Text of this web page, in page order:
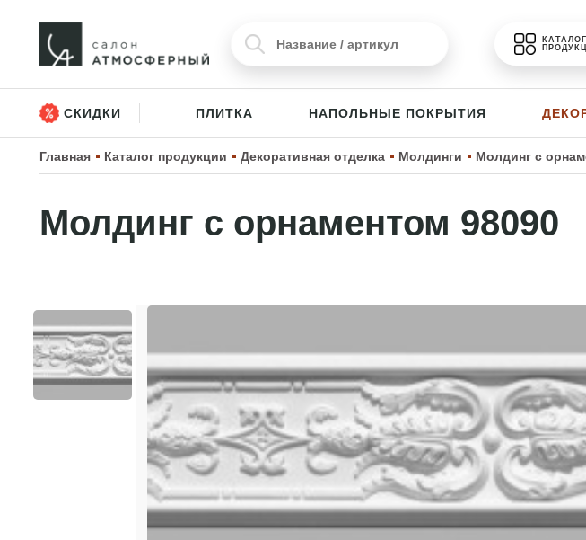
КАТАЛОГ
СКИДКИ ПЛИТКА НАПОЛЬНЫЕ ПОКРЫТИЯ
Главная Каталог продукции Декоративная отделка Молдинги Молдинг с
Молдинг с орнаментом 98090